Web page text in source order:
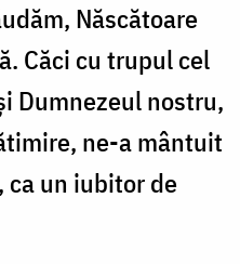
Născătoare
Căci cu trupul cel
Dumnezeul nostru,
ne-a mântuit
ca un iubitor de